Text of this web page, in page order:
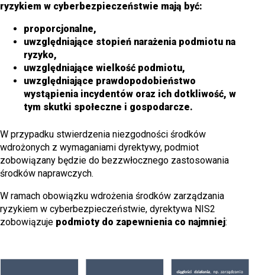
ryzykiem w cyberbezpieczeństwie mają być:
proporcjonalne,
uwzględniające stopień narażenia podmiotu na
ryzyko,
uwzględniające wielkość podmiotu,
uwzględniające prawdopodobieństwo
wystąpienia incydentów oraz ich dotkliwość, w
tym skutki społeczne i gospodarcze.
W przypadku stwierdzenia niezgodności środków
wdrożonych z wymaganiami dyrektywy, podmiot
zobowiązany będzie do bezzwłocznego zastosowania
środków naprawczych.
W ramach obowiązku wdrożenia środków zarządzania
ryzykiem w cyberbezpieczeństwie, dyrektywa NIS2
zobowiązuje podmioty do zapewnienia co najmniej: